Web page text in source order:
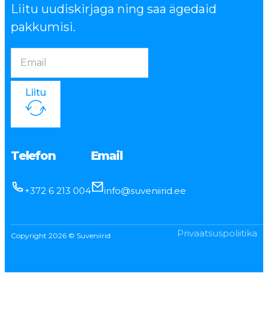
Liitu uudiskirjaga ning saa ägedaid
pakkumisi.
Liitu
Telefon
+372 6 213 004
Email
info@suveniirid.ee
Copyright 2026 © Suveniirid Privaatsuspoliitika